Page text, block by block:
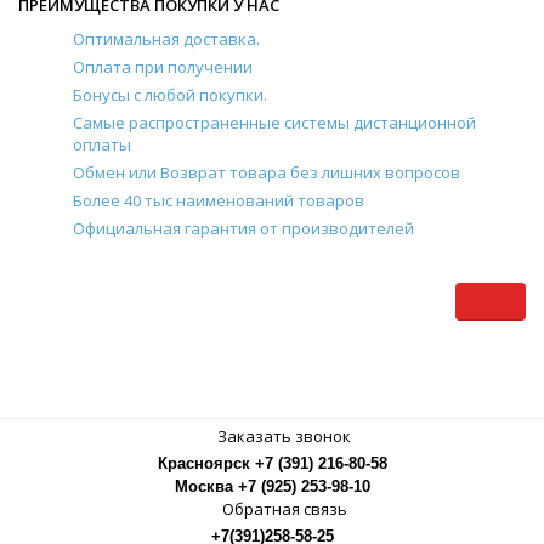
ПРЕИМУЩЕСТВА ПОКУПКИ У НАС
Оптимальная доставка.
Оплата при получении
Бонусы с любой покупки.
Самые распространенные системы дистанционной
оплаты
Обмен или Возврат товара без лишних вопросов
Более 40 тыс наименований товаров
Официальная гарантия от производителей
Заказать звонок
Красноярск +7 (391) 216-80-58
Москва +7 (925) 253-98-10
Обратная связь
+7(391)258-58-25